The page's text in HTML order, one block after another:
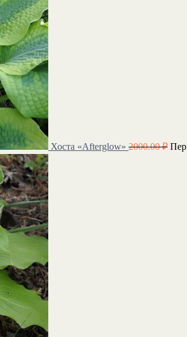
Хоста «Afterglow» 2000.00₽